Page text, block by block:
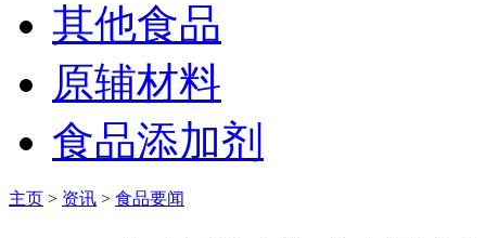
其他食品
原辅材料
食品添加剂
主页 > 资讯 > 食品要闻